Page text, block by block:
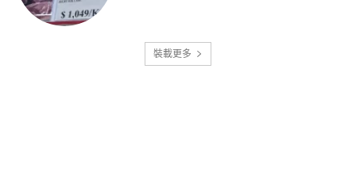
裝載更多